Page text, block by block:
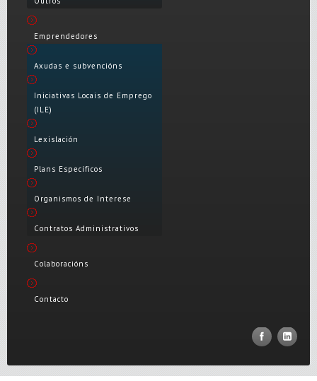
Emprendedores
Axudas e subvencións
Iniciativas Locais de Emprego
(ILE)
Lexislación
Plans Específicos
Organismos de Interese
Contratos Administrativos
Colaboracións
Contacto